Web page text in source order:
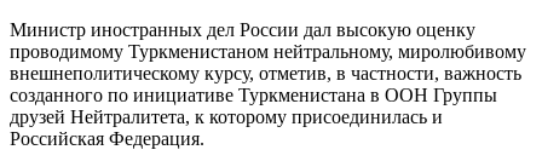
Министр иностранных дел России дал высокую оценку
проводимому Туркменистаном нейтральному, миролюбивому
внешнеполитическому курсу, отметив, в частности, важность
созданного по инициативе Туркменистана в ООН Группы
друзей Нейтралитета, к которому присоединилась и
Российская Федерация.